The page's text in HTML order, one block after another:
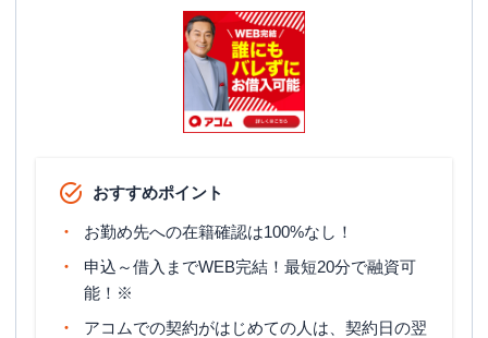
おすすめポイント
お勤め先への在籍確認は100%なし！
申込～借入までWEB完結！最短20分で融資可
能！※
アコムでの契約がはじめての人は、契約日の翌